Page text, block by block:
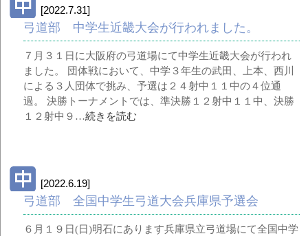
[2022.7.31]
弓道部 中学生近畿大会が行われました。
７月３１日に大阪府の弓道場にて中学生近畿大会が行われ
ました。 団体戦において、中学３年生の武田、上本、西川
による３人団体で挑み、予選は２４射中１１中の４位通
過。 決勝トーナメントでは、準決勝１２射中１１中、決勝
１２射中９…続きを読む
[2022.6.19]
弓道部 全国中学生弓道大会兵庫県予選会
６月１９日(日)明石にあります兵庫県立弓道場にて全国中学